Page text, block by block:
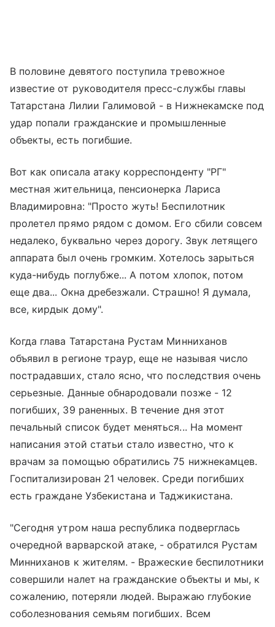
В половине девятого поступила тревожное
известие от руководителя пресс-службы главы
Татарстана Лилии Галимовой - в Нижнекамске под
удар попали гражданские и промышленные
объекты, есть погибшие.
Вот как описала атаку корреспонденту "РГ"
местная жительница, пенсионерка Лариса
Владимировна: "Просто жуть! Беспилотник
пролетел прямо рядом с домом. Его сбили совсем
недалеко, буквально через дорогу. Звук летящего
аппарата был очень громким. Хотелось зарыться
куда-нибудь поглубже... А потом хлопок, потом
еще два... Окна дребезжали. Страшно! Я думала,
все, кирдык дому".
Когда глава Татарстана Рустам Минниханов
объявил в регионе траур, еще не называя число
пострадавших, стало ясно, что последствия очень
серьезные. Данные обнародовали позже - 12
погибших, 39 раненных. В течение дня этот
печальный список будет меняться... На момент
написания этой статьи стало известно, что к
врачам за помощью обратились 75 нижнекамцев.
Госпитализирован 21 человек. Среди погибших
есть граждане Узбекистана и Таджикистана.
"Сегодня утром наша республика подверглась
очередной варварской атаке, - обратился Рустам
Минниханов к жителям. - Вражеские беспилотники
совершили налет на гражданские объекты и мы, к
сожалению, потеряли людей. Выражаю глубокие
соболезнования семьям погибших. Всем